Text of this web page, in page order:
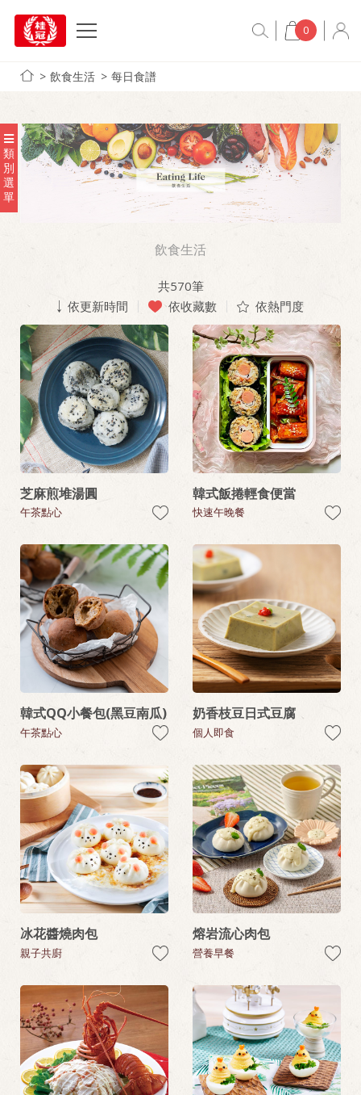
0
飲食生活 每日食譜
類
別
選
單
飲食生活
共570筆
依更新時間
依收藏數 依熱門度
芝麻煎堆湯圓
午茶點心
韓式飯捲輕食便當
快速午晚餐
韓式QQ小餐包(黑豆南瓜)
午茶點心
奶香枝豆日式豆腐
個人即食
冰花醬燒肉包
親子共廚
熔岩流心肉包
營養早餐